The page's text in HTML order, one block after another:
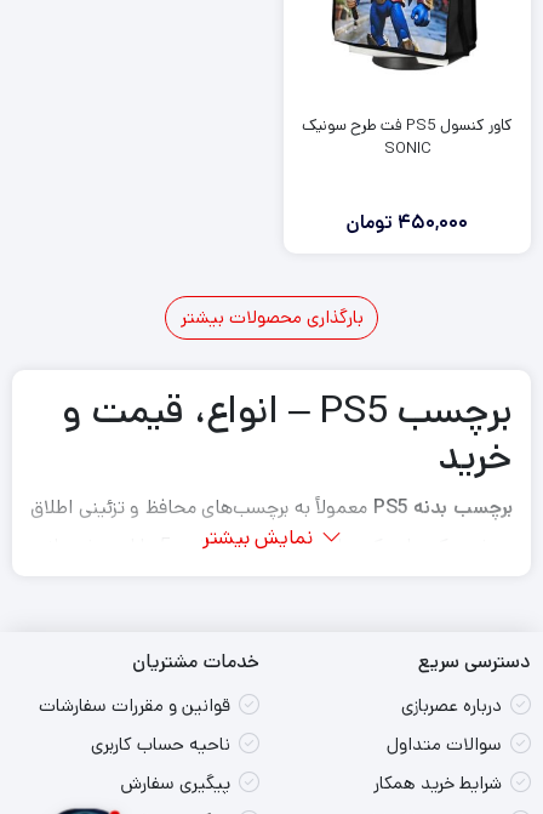
کاور کنسول PS5 فت طرح سونیک
SONIC
450,000 تومان
3
4
5
6بارگذاری محصولات بیشتر
برچسب PS5 – انواع، قیمت و
خرید
برچسب بدنه PS5
معمولاً به برچسب‌های محافظ و تزئینی اطلاق
به دلیل توانایی ا در شخصی سازی ظاهر کنسول با رنگ‌ها،
الگوها و طرح‌های مختلف در میان گیمرها بسیار محبوب
هستند.
نمایش بیشتر
دسترسی سریع
درباره عصربازی
سوالات متداول
شرایط خرید همکار
خدمات مشتریان
قوانین و مقررات سفارشات
ناحیه حساب کاربری
پیگیری سفارش